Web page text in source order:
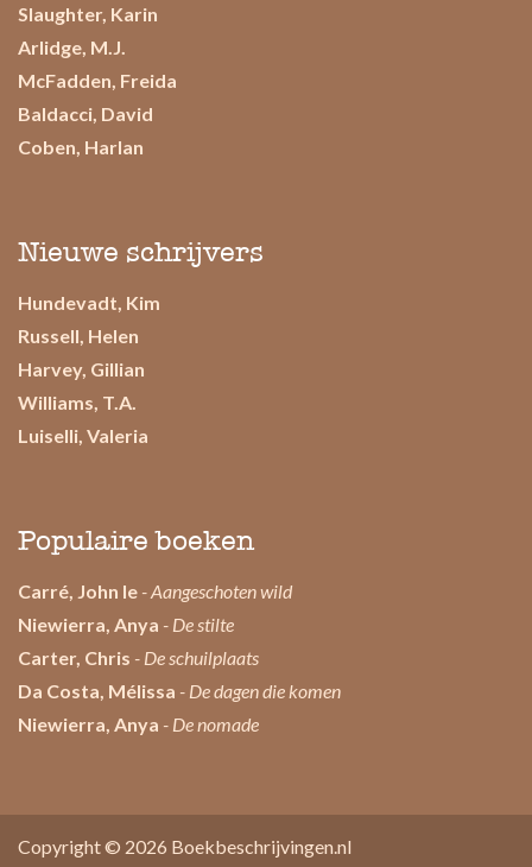
Slaughter, Karin
Arlidge, M.J.
McFadden, Freida
Baldacci, David
Coben, Harlan
Nieuwe schrijvers
Hundevadt, Kim
Russell, Helen
Harvey, Gillian
Williams, T.A.
Luiselli, Valeria
Populaire boeken
Carré, John le - Aangeschoten wild
Niewierra, Anya - De stilte
Carter, Chris - De schuilplaats
Da Costa, Mélissa - De dagen die komen
Niewierra, Anya - De nomade
Copyright © 2026 Boekbeschrijvingen.nl